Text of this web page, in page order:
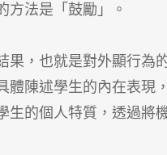
方法是「鼓勵」。
，也就是對外顯行為
體陳述學生的內在表
的個人特質，透過將